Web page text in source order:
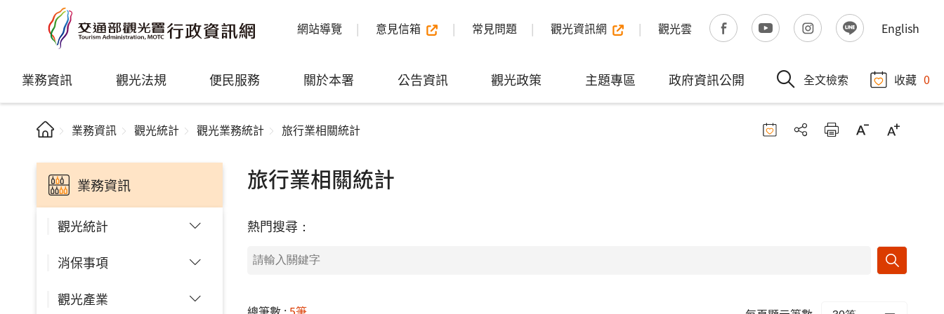
網站導覽 意見信箱 常見問題 觀光資訊網 觀光雲 English
業務資訊 觀光法規 便民服務 關於本署 公告資訊 觀光政策 主題專區 政府資訊公開 全文檢索 收藏 0
業務資訊 觀光統計 觀光業務統計 旅行業相關統計
業務資訊
觀光統計
消保事項
觀光產業
旅行業相關統計
熱門搜尋：